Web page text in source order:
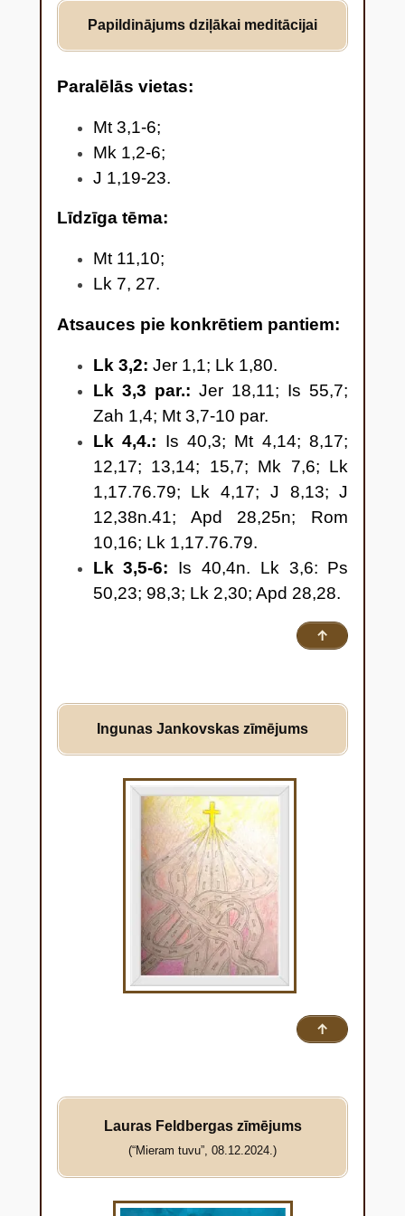
grāmatā –
saucēja balss tuksnesī:
„Sagatavojiet Kungam ceļu,
Katra ieleja lai top piepildīta, un
katrs pakalns un paugurs lai tiek
nolīdzināts; līkumi lai top taisni un
grambas par līdzenu ceļu, 6 un
pestīšanu.”
Papildinājums dziļākai meditācijai
Paralēlās vietas:
Mt 3,1-6;
Mk 1,2-6;
J 1,19-23.
Līdzīga tēma:
Mt 11,10;
Lk 7, 27.
Atsauces pie konkrētiem pantiem:
Lk 3,2: Jer 1,1; Lk 1,80.
Lk 3,3 par.: Jer 18,11; Is 55,7;
Zah 1,4; Mt 3,7-10 par.
Lk 4,4.: Is 40,3; Mt 4,14; 8,17;
12,17; 13,14; 15,7; Mk 7,6; Lk
1,17.76.79; Lk 4,17; J 8,13; J
12,38n.41; Apd 28,25n; Rom
10,16; Lk 1,17.76.79.
Lk 3,5-6: Is 40,4n. Lk 3,6: Ps
50,23; 98,3; Lk 2,30; Apd 28,28.
↑
Ingunas Jankovskas zīmējums
↑
Lauras Feldbergas zīmējums
(“Mieram tuvu”, 08.12.2024.)